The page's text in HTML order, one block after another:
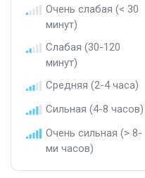
Очень слабая (< 30
минут)
Слабая (30-120
минут)
Средняя (2-4 часа)
Сильная (4-8 часов)
Очень сильная (> 8-
ми часов)